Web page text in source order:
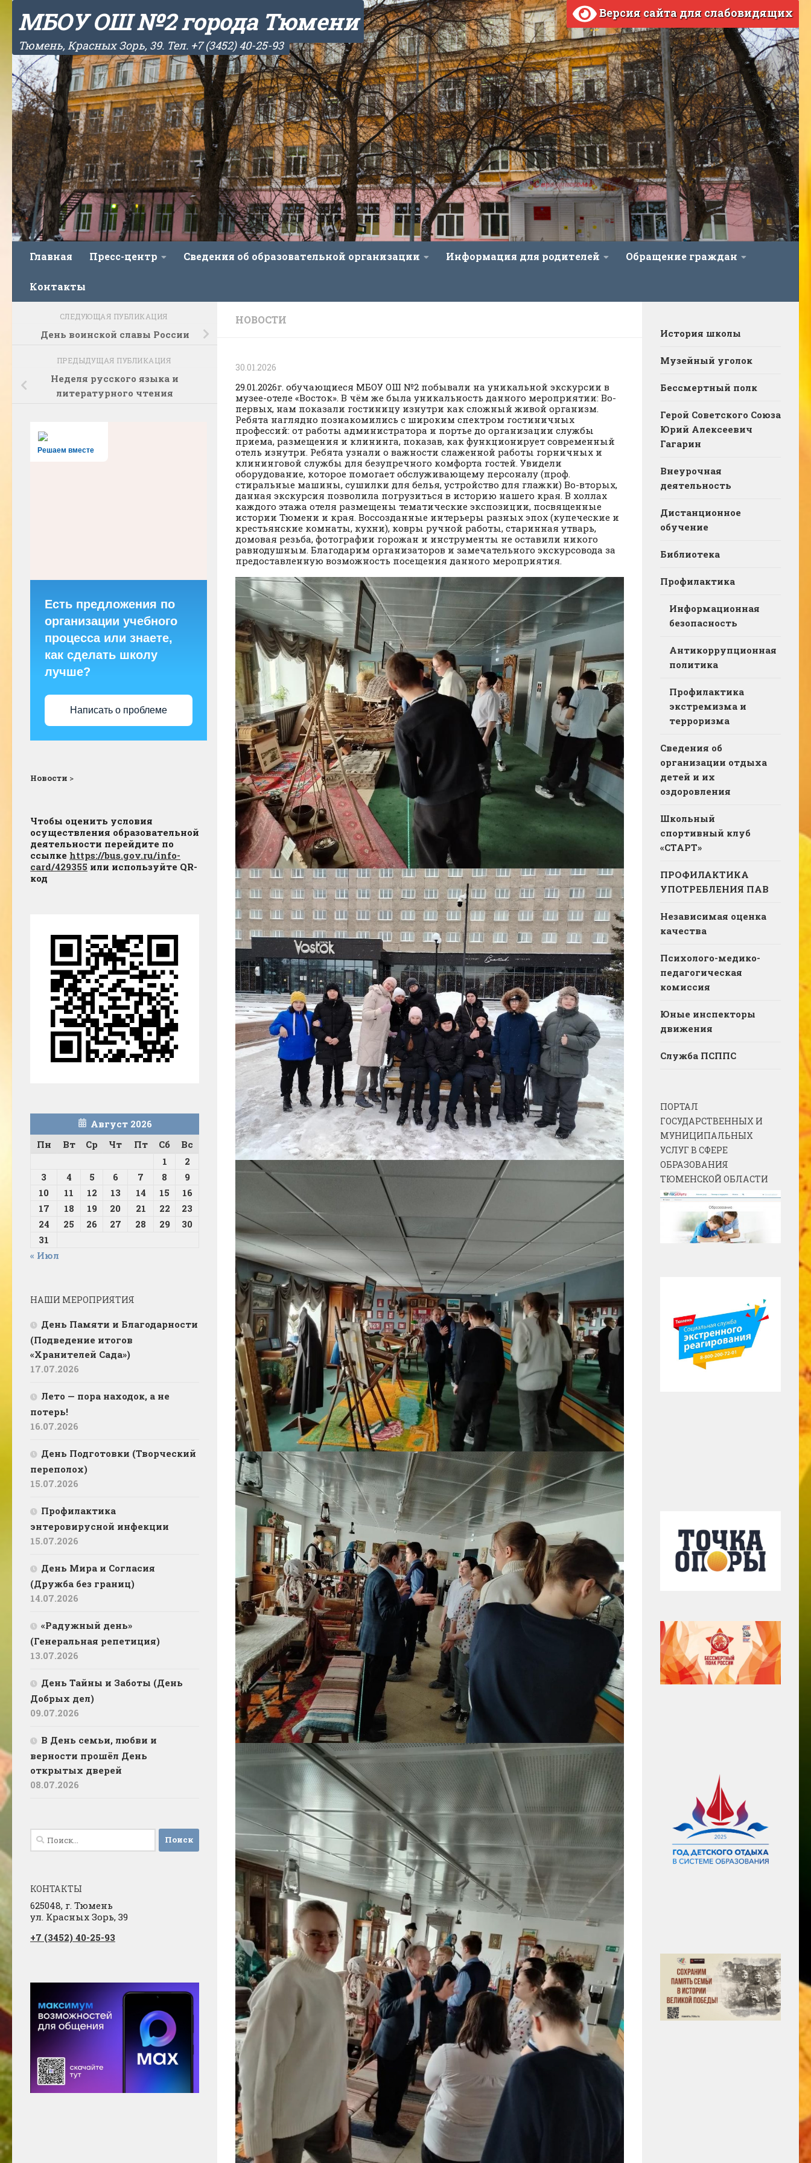
Skip to content
МБОУ ОШ №2 города Тюмени
Тюмень, Красных Зорь, 39. Тел. +7 (3452) 40-25-93
Версия сайта для слабовидящих
Главная Пресс-центр Сведения об образовательной организации Информация для родителей Обращение граждан
Контакты
НОВОСТИ
30.01.2026
29.01.2026г. обучающиеся МБОУ ОШ №2 побывали на уникальной экскурсии в
музее-отеле «Восток». В чём же была уникальность данного мероприятии: Во-
первых, нам показали гостиницу изнутри как сложный живой организм.
Ребята наглядно познакомились с широким спектром гостиничных
профессий: от работы администратора и портье до организации службы
приема, размещения и клининга, показав, как функционирует современный
отель изнутри. Ребята узнали о важности слаженной работы горничных и
клининговой службы для безупречного комфорта гостей. Увидели
оборудование, которое помогает обслуживающему персоналу (проф.
стиральные машины, сушилки для белья, устройство для глажки) Во-вторых,
данная экскурсия позволила погрузиться в историю нашего края. В холлах
каждого этажа отеля размещены тематические экспозиции, посвященные
истории Тюмени и края. Воссозданные интерьеры разных эпох (купеческие и
крестьянские комнаты, кухни), ковры ручной работы, старинная утварь,
домовая резьба, фотографии горожан и инструменты не оставили никого
равнодушным. Благодарим организаторов и замечательного экскурсовода за
предоставленную возможность посещения данного мероприятия.
СЛЕДУЮЩАЯ ПУБЛИКАЦИЯ
День воинской славы России
ПРЕДЫДУЩАЯ ПУБЛИКАЦИЯ
Неделя русского языка и
литературного чтения
Решаем вместе
Есть предложения по
организации учебного
процесса или знаете,
как сделать школу
лучше?
Написать о проблеме
Новости >
Чтобы оценить условия
осуществления образовательной
деятельности перейдите по
ссылке https://bus.gov.ru/info-
card/429355 или используйте QR-
код
Август 2026
Пн
Вт Ср Чт Пт Сб
Вс
1
2
3
4 5 6 7 8
9
10
11 12 13 14 15
16
17
18 19 20 21 22
23
24
25 26 27 28 29
30
31
« Июл
НАШИ МЕРОПРИЯТИЯ
День Памяти и Благодарности
(Подведение итогов
«Хранителей Сада»)
17.07.2026
Лето — пора находок, а не
потерь!
16.07.2026
День Подготовки (Творческий
переполох)
15.07.2026
Профилактика
энтеровирусной инфекции
15.07.2026
День Мира и Согласия
(Дружба без границ)
14.07.2026
«Радужный день»
(Генеральная репетиция)
13.07.2026
День Тайны и Заботы (День
Добрых дел)
09.07.2026
В День семьи, любви и
верности прошёл День
открытых дверей
08.07.2026
Найти:
КОНТАКТЫ
625048, г. Тюмень
ул. Красных Зорь, 39
+7 (3452) 40-25-93
История школы
Музейный уголок
Бессмертный полк
Герой Советского Союза
Юрий Алексеевич
Гагарин
Внеурочная
деятельность
Дистанционное
обучение
Библиотека
Профилактика
Информационная
безопасность
Антикоррупционная
политика
Профилактика
экстремизма и
терроризма
Сведения об
организации отдыха
детей и их
оздоровления
Школьный
спортивный клуб
«СТАРТ»
ПРОФИЛАКТИКА
УПОТРЕБЛЕНИЯ ПАВ
Независимая оценка
качества
Психолого-медико-
педагогическая
комиссия
Юные инспекторы
движения
Служба ПСППС
ПОРТАЛ
ГОСУДАРСТВЕННЫХ И
МУНИЦИПАЛЬНЫХ
УСЛУГ В СФЕРЕ
ОБРАЗОВАНИЯ
ТЮМЕНСКОЙ ОБЛАСТИ